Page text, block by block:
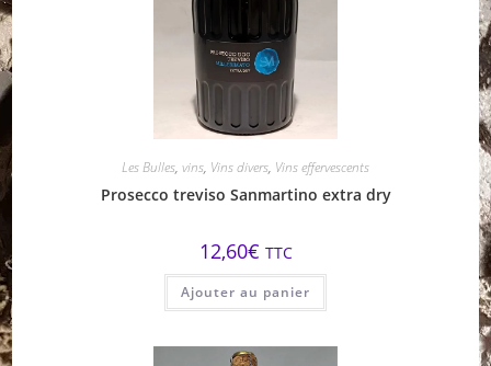
Les Bulles, vins, Vins divers, Vins effervescents
Prosecco treviso Sanmartino extra dry
12,60€ TTC
Ajouter au panier